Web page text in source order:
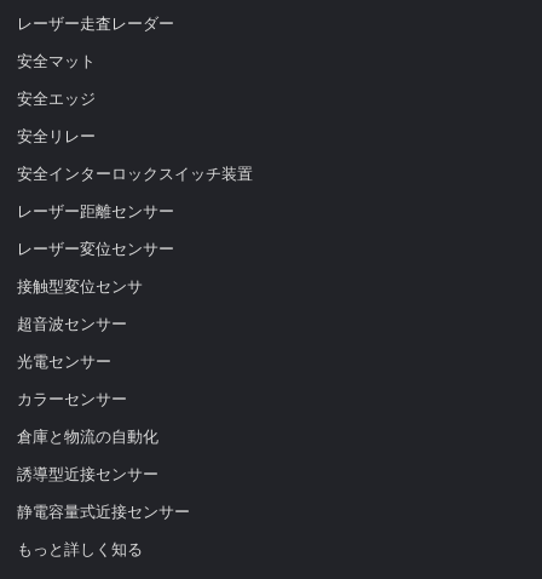
レーザー走査レーダー
安全マット
安全エッジ
安全リレー
安全インターロックスイッチ装置
レーザー距離センサー
レーザー変位センサー
接触型変位センサ
超音波センサー
光電センサー
カラーセンサー
倉庫と物流の自動化
誘導型近接センサー
静電容量式近接センサー
もっと詳しく知る